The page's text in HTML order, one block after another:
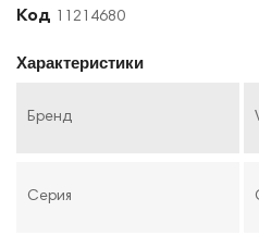
Код 11214680
Характеристики
Бренд
Серия